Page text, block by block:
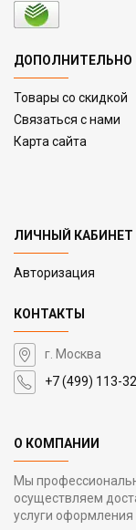
ДОПОЛНИТЕЛЬНО
Товары со скидкой
Связаться с нами
Карта сайта
ЛИЧНЫЙ КАБИНЕТ
Авторизация
КОНТАКТЫ
г. Москва
+7 (499) 113-
О КОМПАНИИ
Мы
осуществляем
услуги